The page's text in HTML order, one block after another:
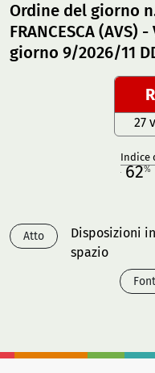
Ordine del giorno
FRANCESCA
giorno 9/2026/11
27
Indice
62%
Atto
Disposizioni
spazio